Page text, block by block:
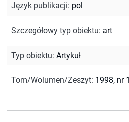
Język publikacji: pol
Szczegółowy typ obiektu: art
Typ obiektu: Artykuł
Tom/Wolumen/Zeszyt: 1998, nr 1